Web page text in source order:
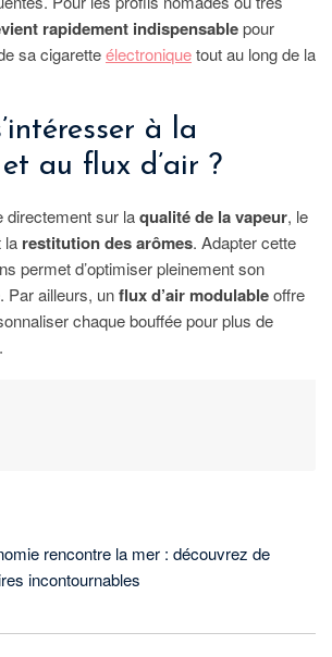
rapidement indispensablepour
sa cigaretteélectroniquetout au long de la
à la
au flux d’air ?
directement sur laqualité de la vapeur, le
la restitution des arômes. Adapter cette
permet d’optimiser pleinement son
Par ailleurs, unflux d’air modulableoffre
chaque bouffée pour plus de
rencontre la mer : découvrez de
incontournables